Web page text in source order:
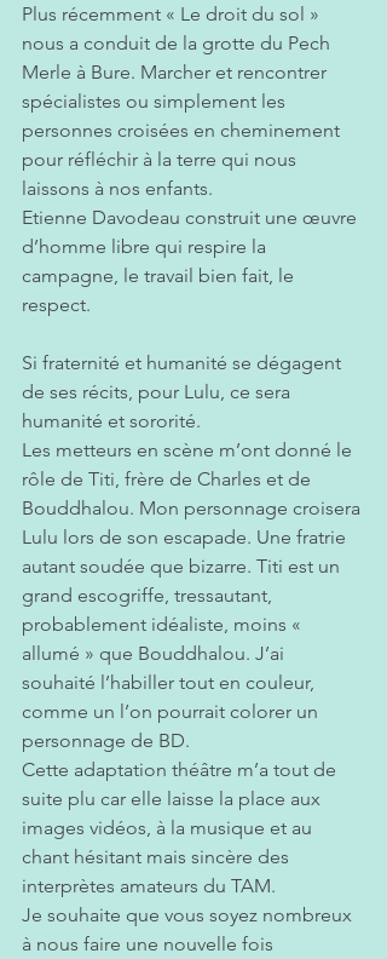
Plus récemment « Le droit du sol »
nous a conduit de la grotte du Pech
Merle à Bure. Marcher et rencontrer
spécialistes ou simplement les
personnes croisées en cheminement
pour réfléchir à la terre qui nous
laissons à nos enfants.
Etienne Davodeau construit une œuvre
d’homme libre qui respire la
campagne, le travail bien fait, le
respect.
Si fraternité et humanité se dégagent
de ses récits, pour Lulu, ce sera
humanité et sororité.
Les metteurs en scène m’ont donné le
rôle de Titi, frère de Charles et de
Bouddhalou. Mon personnage croisera
Lulu lors de son escapade. Une fratrie
autant soudée que bizarre. Titi est un
grand escogriffe, tressautant,
probablement idéaliste, moins «
allumé » que Bouddhalou. J’ai
souhaité l’habiller tout en couleur,
comme un l’on pourrait colorer un
personnage de BD.
Cette adaptation théâtre m’a tout de
suite plu car elle laisse la place aux
images vidéos, à la musique et au
chant hésitant mais sincère des
interprètes amateurs du TAM.
Je souhaite que vous soyez nombreux
à nous faire une nouvelle fois